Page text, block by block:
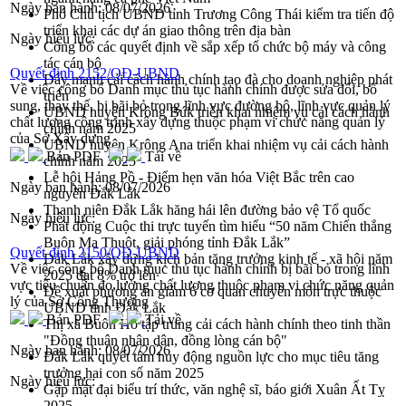
Phó Chủ tịch UBND tỉnh Trương Công Thái kiểm tra tiến độ
triển khai các dự án giao thông trên địa bàn
Công bố các quyết định về sắp xếp tổ chức bộ máy và công
tác cán bộ
Đẩy mạnh cải cách hành chính tạo đà cho doanh nghiệp phát
triển
UBND huyện Krông Búk triển khai nhiệm vụ cải cách hành
chính năm 2025
UBND huyện Krông Ana triển khai nhiệm vụ cải cách hành
chính năm 2025
Lễ hội Hảng Pồ - Điểm hẹn văn hóa Việt Bắc trên cao
nguyên Đắk Lắk
Thanh niên Đắk Lắk hăng hái lên đường bảo vệ Tổ quốc
Phát động Cuộc thi trực tuyến tìm hiểu “50 năm Chiến thắng
Buôn Ma Thuột, giải phóng tỉnh Đắk Lắk”
Đắk Lắk xây dựng kịch bản tăng trưởng kinh tế - xã hội năm
2025 đạt 8% trở lên
Đề xuất phương án giảm 6 cơ quan chuyên môn trực thuộc
UBND tỉnh Đắk Lắk
Thị xã Buôn Hồ tập trung cải cách hành chính theo tinh thần
"Đồng thuận nhân dân, đồng lòng cán bộ"
Đắk Lắk quyết tâm huy động nguồn lực cho mục tiêu tăng
trưởng hai con số năm 2025
Gặp mặt đại biểu trí thức, văn nghệ sĩ, báo giới Xuân Ất Tỵ
Ngày ban hành:08/07/2026
Ngày hiệu lực:
Quyết định 2152/QĐ-UBND
Về việc công bố Danh mục thủ tục hành chính được sửa đổi, bổ
sung, thay thế, bị bãi bỏ trong lĩnh vực đường bộ, lĩnh vực quản lý
chất lượng công trình xây dựng thuộc phạm vi chức năng quản lý
của Sở Xây dựng
Bản PDF
Tải về
Ngày ban hành:08/07/2026
Ngày hiệu lực:
Quyết định 2150/QĐ-UBND
Về việc công bố Danh mục thủ tục hành chính bị bãi bỏ trong lĩnh
vực tiêu chuẩn đo lường chất lượng thuộc phạm vi chức năng quản
lý của Sở Công Thương
Bản PDF
Tải về
Ngày ban hành:08/07/2026
Ngày hiệu lực: